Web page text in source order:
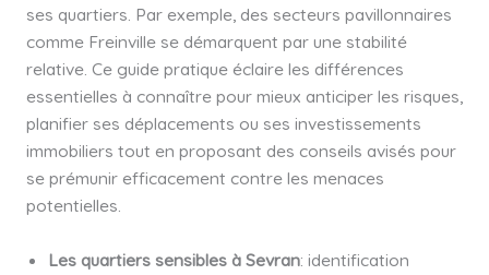
ses quartiers. Par exemple, des secteurs pavillonnaires
comme Freinville se démarquent par une stabilité
relative. Ce guide pratique éclaire les différences
essentielles à connaître pour mieux anticiper les risques,
planifier ses déplacements ou ses investissements
immobiliers tout en proposant des conseils avisés pour
se prémunir efficacement contre les menaces
potentielles.
Les quartiers sensibles à Sevran: identification